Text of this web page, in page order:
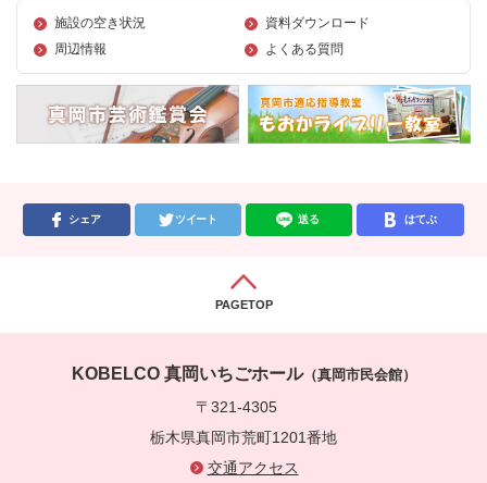
施設の空き状況
資料ダウンロード
周辺情報
よくある質問
シェア ツイート 送る はてぶ
PAGETOP
KOBELCO 真岡いちごホール（真岡市民会館）
〒321-4305
栃木県真岡市荒町1201番地
交通アクセス